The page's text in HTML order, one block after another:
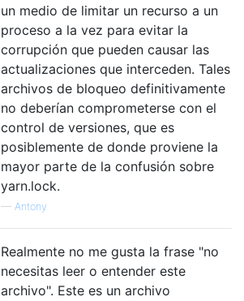
un medio de limitar un recurso a un
proceso a la vez para evitar la
corrupción que pueden causar las
actualizaciones que interceden. Tales
archivos de bloqueo definitivamente
no deberían comprometerse con el
control de versiones, que es
posiblemente de donde proviene la
mayor parte de la confusión sobre
yarn.lock.
— Antony
Realmente no me gusta la frase "no
necesitas leer o entender este
archivo". Este es un archivo